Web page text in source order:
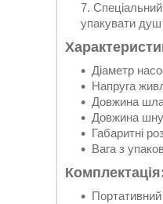
упакувати душ
Діаметр
Напруга
Довжина
Довжина
Габаритні
Вага з